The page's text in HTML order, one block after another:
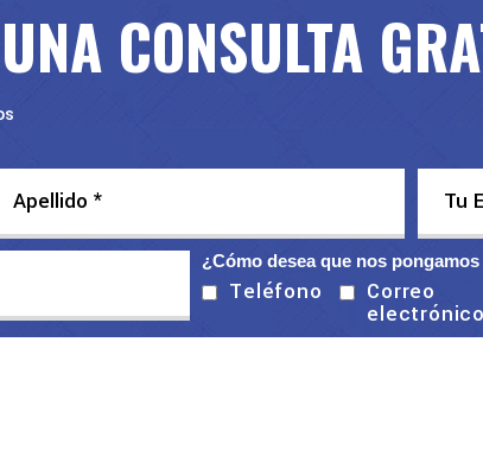
CONSULTA
¿Cómo desea que nos
Teléfono Correo
electrónico